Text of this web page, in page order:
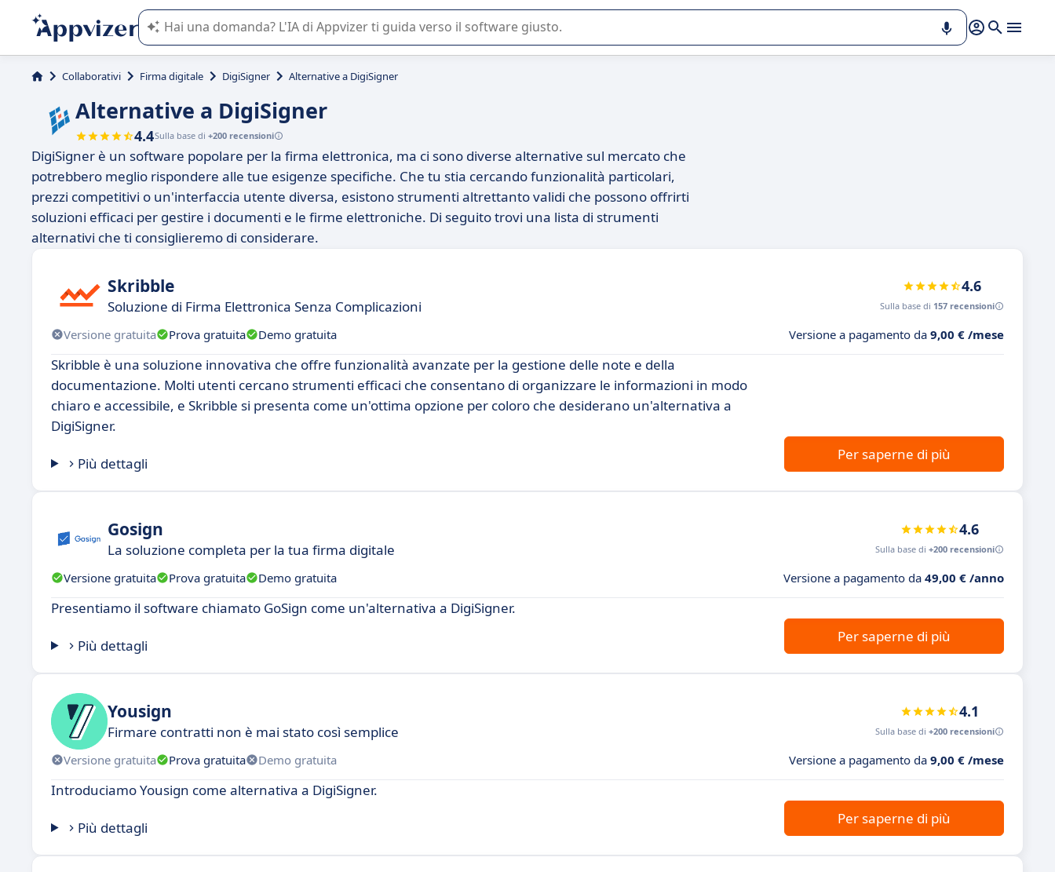
L'IA di Appvizer vi guida nell'utilizzo o nella scelta di un software SaaS per la vostra azienda.
Collaborativi Firma digitale DigiSigner Alternative a DigiSigner
Alternative a DigiSigner
4.4Sulla base di +200 recensioni
DigiSigner è un software popolare per la firma elettronica, ma ci sono diverse alternative sul mercato che
potrebbero meglio rispondere alle tue esigenze specifiche. Che tu stia cercando funzionalità particolari,
prezzi competitivi o un'interfaccia utente diversa, esistono strumenti altrettanto validi che possono offrirti
soluzioni efficaci per gestire i documenti e le firme elettroniche. Di seguito trovi una lista di strumenti
alternativi che ti consiglieremo di considerare.
Skribble
Soluzione di Firma Elettronica Senza Complicazioni
4.6
Sulla base di 157 recensioni
Versione gratuita Prova gratuita Demo gratuita Versione a pagamento da 9,00 € /mese
Skribble è una soluzione innovativa che offre funzionalità avanzate per la gestione delle note e della
documentazione. Molti utenti cercano strumenti efficaci che consentano di organizzare le informazioni in modo
chiaro e accessibile, e Skribble si presenta come un'ottima opzione per coloro che desiderano un'alternativa a
DigiSigner.
Più dettagli
Per saperne di più
Gosign
La soluzione completa per la tua firma digitale
4.6
Sulla base di +200 recensioni
Versione gratuita Prova gratuita Demo gratuita Versione a pagamento da 49,00 € /anno
Presentiamo il software chiamato GoSign come un'alternativa a DigiSigner.
Più dettagli
Per saperne di più
Yousign
Firmare contratti non è mai stato così semplice
4.1
Sulla base di +200 recensioni
Versione gratuita Prova gratuita Demo gratuita Versione a pagamento da 9,00 € /mese
Introduciamo Yousign come alternativa a DigiSigner.
Più dettagli
Per saperne di più